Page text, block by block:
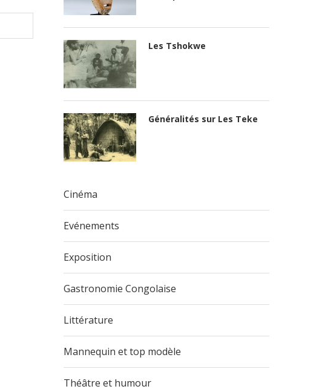
Les Tshokwe
Généralités sur Les Teke
Cinéma
Evénements
Exposition
Gastronomie Congolaise
Littérature
Mannequin et top modèle
Théâtre et humour